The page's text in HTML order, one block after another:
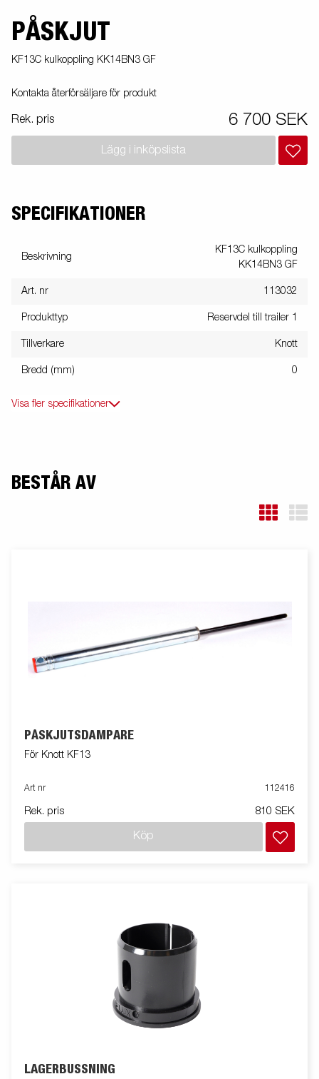
PÅSKJUT
KF13C kulkoppling KK14BN3 GF
Kontakta återförsäljare för produkt
Rek. pris 6 700 SEK
Lägg i inköpslista
SPECIFIKATIONER
Beskrivning
KF13C kulkoppling
KK14BN3 GF
Art. nr 113032
Produkttyp Reservdel till trailer 1
Tillverkare Knott
Bredd (mm) 0
Visa fler specifikationer
BESTÅR AV
PÅSKJUTSDÄMPARE
För Knott KF13
Art nr 112416
Rek. pris 810 SEK
Köp
LAGERBUSSNING